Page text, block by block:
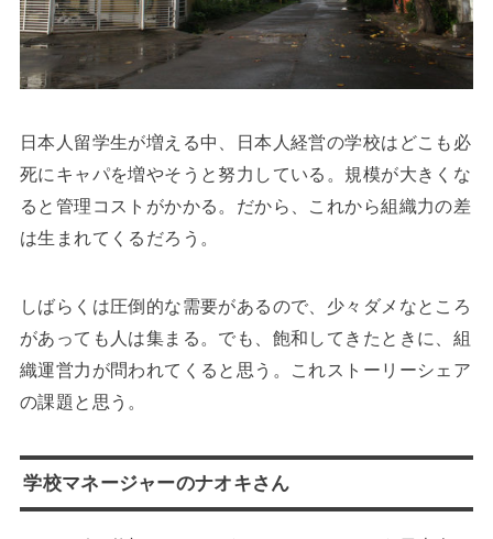
日本人留学生が増える中、日本人経営の学校はどこも必
死にキャパを増やそうと努力している。規模が大きくな
ると管理コストがかかる。だから、これから組織力の差
は生まれてくるだろう。
しばらくは圧倒的な需要があるので、少々ダメなところ
があっても人は集まる。でも、飽和してきたときに、組
織運営力が問われてくると思う。これストーリーシェア
の課題と思う。
学校マネージャーのナオキさん